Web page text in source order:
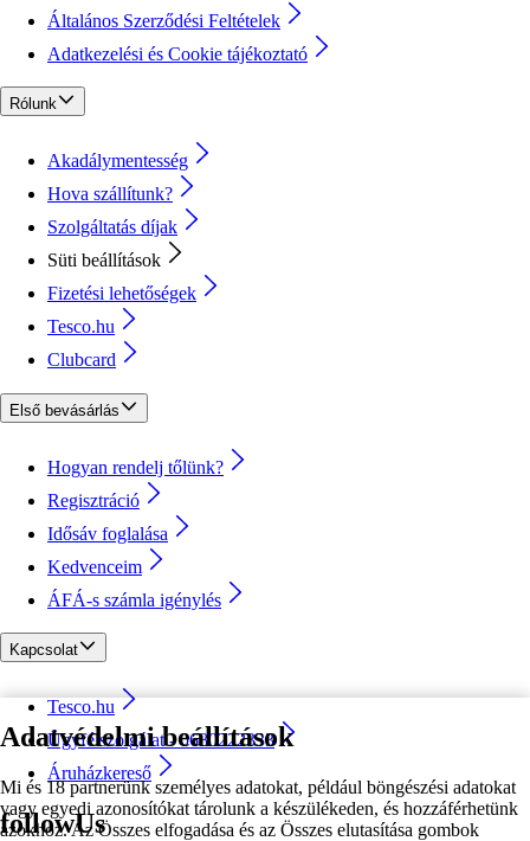
Adatvédelmi beállítások
Mi és 18 partnerünk személyes adatokat, például böngészési adatokat
vagy egyedi azonosítókat tárolunk a készülékeden, és hozzáférhetünk
azokhoz. Az Összes elfogadása és az Összes elutasítása gombok
Általános Szerződési Feltételek
Adatkezelési és Cookie tájékoztató
Rólunk
Akadálymentesség
Hova szállítunk?
Szolgáltatás díjak
Süti beállítások
Fizetési lehetőségek
Tesco.hu
Clubcard
Első bevásárlás
Hogyan rendelj tőlünk?
Regisztráció
Idősáv foglalása
Kedvenceim
ÁFÁ-s számla igénylés
Kapcsolat
Tesco.hu
Ügyfélszolgálat - 0680222333
Áruházkereső
followUs